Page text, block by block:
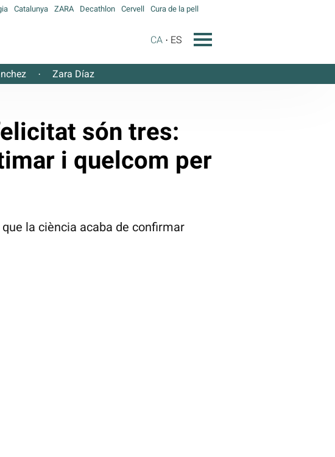
Catalunya ZARA Decathlon Cervell Cura de la pell
CA ES
· Zara Díaz
són tres:
i quelcom per
la ciència acaba de confirmar